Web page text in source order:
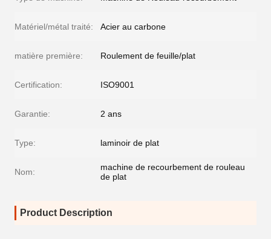
Matériel/métal traité: Acier au carbone
matière première: Roulement de feuille/plat
Certification: ISO9001
Garantie: 2 ans
Type: laminoir de plat
Nom:
machine de recourbement de rouleau
de plat
Product Description